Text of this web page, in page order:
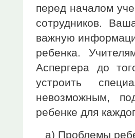
перед началом
сотрудников.
важную
ребенка.
Аспергера до
устроить
невозможным,
ребенке для
a) Проблемы